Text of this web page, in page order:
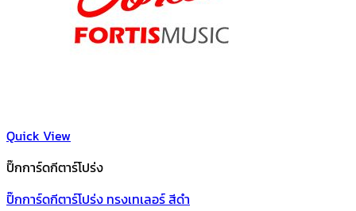
Quick View
ปิ๊กการ์ดกีตาร์โปร่ง
ปิ๊กการ์ดกีตาร์โปร่ง ทรงเทเลอร์ สีดำ